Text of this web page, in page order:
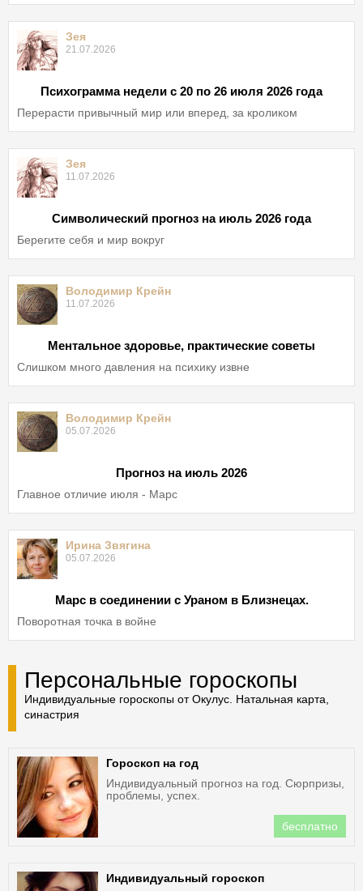
Зея
21.07.2026
Психограмма недели с 20 по 26 июля 2026 года
Перерасти привычный мир или вперед, за кроликом
Зея
11.07.2026
Символический прогноз на июль 2026 года
Берегите себя и мир вокруг
Володимир Крейн
11.07.2026
Ментальное здоровье, практические советы
Слишком много давления на психику извне
Володимир Крейн
05.07.2026
Прогноз на июль 2026
Главное отличие июля - Марс
Ирина Звягина
05.07.2026
Марс в соединении с Ураном в Близнецах.
Поворотная точка в войне
Персональные гороскопы
Индивидуальные гороскопы от Окулус. Натальная карта,
синастрия
Гороскоп на год
Индивидуальный прогноз на год. Сюрпризы,
проблемы, успех.
бесплатно
Индивидуальный гороскоп